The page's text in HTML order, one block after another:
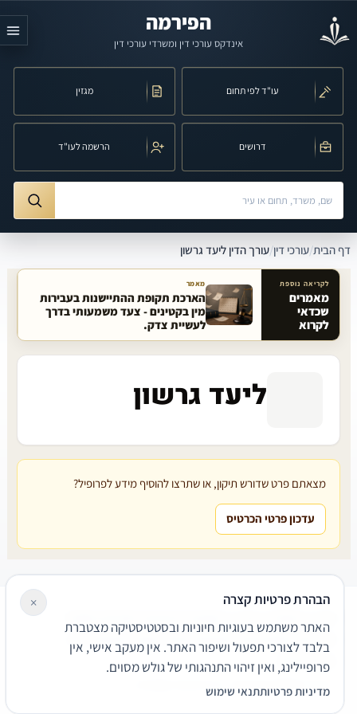
הפירמה
אינדקס עורכי דין ומשרדי עורכי דין
עו"ד לפי תחום מגזין
דרושים הרשמה לעו"ד
חיפוש לפי שם, משרד, תחום משפט או עיר
דף הבית/עורכי דין/עורך הדין ליעד גרשון
מאמרים קשורים באתר
לקריאה נוספת
מאמרים
שכדאי
לקרוא
מאמר
הארכת תקופת ההתיישנות בעבירות
מין בקטינים - צעד משמעותי בדרך
לעשיית צדק.
ליעד גרשון
מצאתם פרט שדורש תיקון, או שתרצו להוסיף מידע לפרופיל?
עדכון פרטי הכרטיס
שירותים משפטיים
דרושים צור קשר נגישותפרטיות
תנאי שימוש
© 2026 הפירמה. כל הזכויות שמורות.
הבהרת פרטיות קצרה
האתר משתמש בעוגיות חיוניות ובסטטיסטיקה מצטברת
בלבד לצורכי תפעול ושיפור האתר. אין מעקב אישי, אין
פרופיילינג, ואין זיהוי התנהגותי של גולש מסוים.
מדיניות פרטיותתנאי שימוש
×